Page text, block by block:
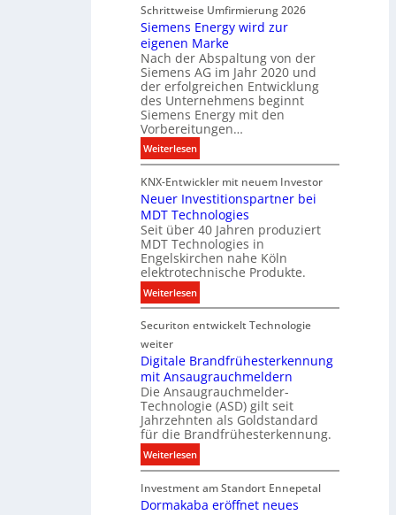
d
B
e
l
e
u
c
h
t
u
s
t
e
c
h
n
i
k
i
g
i
t
a
l
e
P
r
o
d
u
k
t
d
a
t
e
Schrittweise Umfirmierung 2026
Siemens Energy wird zur
eigenen Marke
Nach der Abspaltung von der
Siemens AG im Jahr 2020 und
der erfolgreichen Entwicklung
des Unternehmens beginnt
Siemens Energy mit den
Vorbereitungen…
Weiterlesen:
S
i
e
m
e
n
s
E
n
r
y
w
i
r
d
u
r
e
KNX-Entwickler mit neuem Investor
Neuer Investitionspartner bei
MDT Technologies
Seit über 40 Jahren produziert
MDT Technologies in
Engelskirchen nahe Köln
elektrotechnische Produkte.
Weiterlesen:
N
e
e
r
I
n
v
e
s
t
i
t
Securiton entwickelt Technologie
weiter
Digitale Brandfrühesterkennung
mit Ansaugrauchmeldern
Die Ansaugrauchmelder-
Technologie (ASD) gilt seit
Jahrzehnten als Goldstandard
für die Brandfrühesterkennung.
Weiterlesen:
D
i
g
Investment am Standort Ennepetal
Dormakaba eröffnet neues